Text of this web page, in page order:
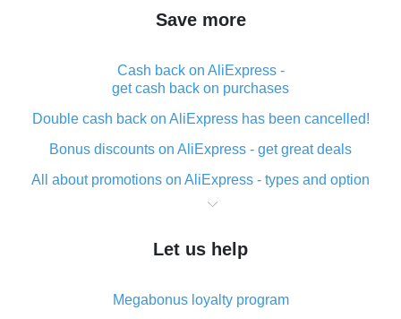
Save more
Cash back on AliExpress -
get cash back on purchases
Double cash back on AliExpress has been cancelled!
Bonus discounts on AliExpress - get great deals
All about promotions on AliExpress - types and option
What is cash back when making purchases on
The best place to download cash back for AliExpress
What is the AliExpress cash back plugin and what are
Let us help
Megabonus loyalty program